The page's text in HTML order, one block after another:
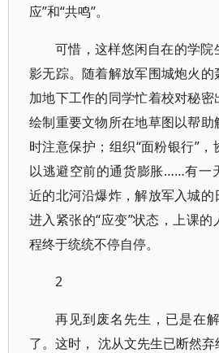
应”和“共鸣”。
可惜，这样悠闲自在的学
影无踪。随着解放军围城炮火
加地下工作的同学忙着校对秘密
绘制重要文物所在地草图以帮
时注意保护；组织“面粉银行”，
以逃避空前的通货膨胀……有一
近的北河沿爆炸，解放军入城
进入紧张的“应变”状态，上课
程终于统统不停自停。
2
再见到废名先生，已是在
了。这时， 沈从文先生已断然